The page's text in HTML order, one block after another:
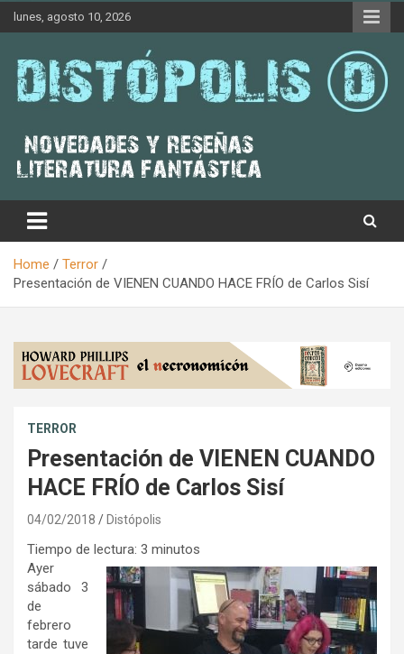
Skip
lunes, agosto 10, 2026
Distópolis
Home
Terror
Presentación de VIENEN CUANDO HACE FRÍO de Carlos Sisí
TERROR
Presentación de VIENEN CUANDO
HACE FRÍO de Carlos Sisí
04/02/2018 Distópolis
Tiempo de lectura: 3 minutos
Ayer
sábado 3
de
febrero
tarde tuve